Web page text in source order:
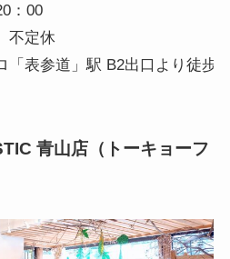
：00
不定休
「表参道」駅 B2出口より徒歩2
青山店（トーキョーフ